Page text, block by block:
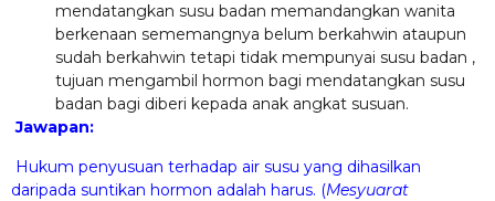
mendatangkan susu badan memandangkan wanita
berkenaan sememangnya belum berkahwin ataupun
sudah berkahwin tetapi tidak mempunyai susu badan ,
tujuan mengambil hormon bagi mendatangkan susu
badan bagi diberi kepada anak angkat susuan.
Jawapan:
Hukum penyusuan terhadap air susu yang dihasilkan
daripada suntikan hormon adalah harus. (Mesyuarat